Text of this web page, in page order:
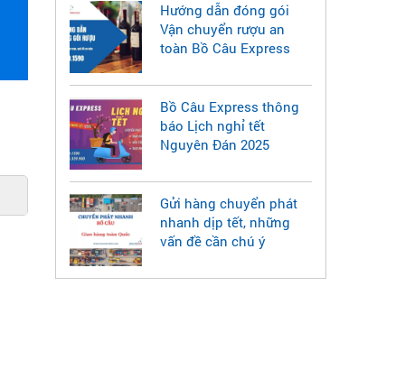
Hướng dẫn đóng gói
Vận chuyển rượu an
toàn Bồ Câu Express
Bồ Câu Express thông
báo Lịch nghỉ tết
Nguyên Đán 2025
Gửi hàng chuyển phát
nhanh dịp tết, những
vấn đề cần chú ý